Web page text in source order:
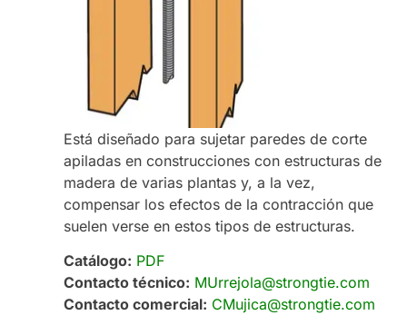
Está diseñado para sujetar paredes de corte
apiladas en construcciones con estructuras de
madera de varias plantas y, a la vez,
compensar los efectos de la contracción que
suelen verse en estos tipos de estructuras.
Catálogo: PDF
Contacto técnico: MUrrejola@strongtie.com
Contacto comercial: CMujica@strongtie.com